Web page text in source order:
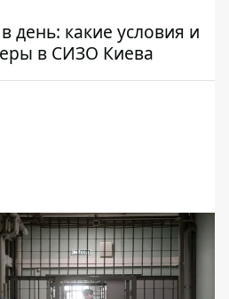
день: какие условия и
в СИЗО Киева